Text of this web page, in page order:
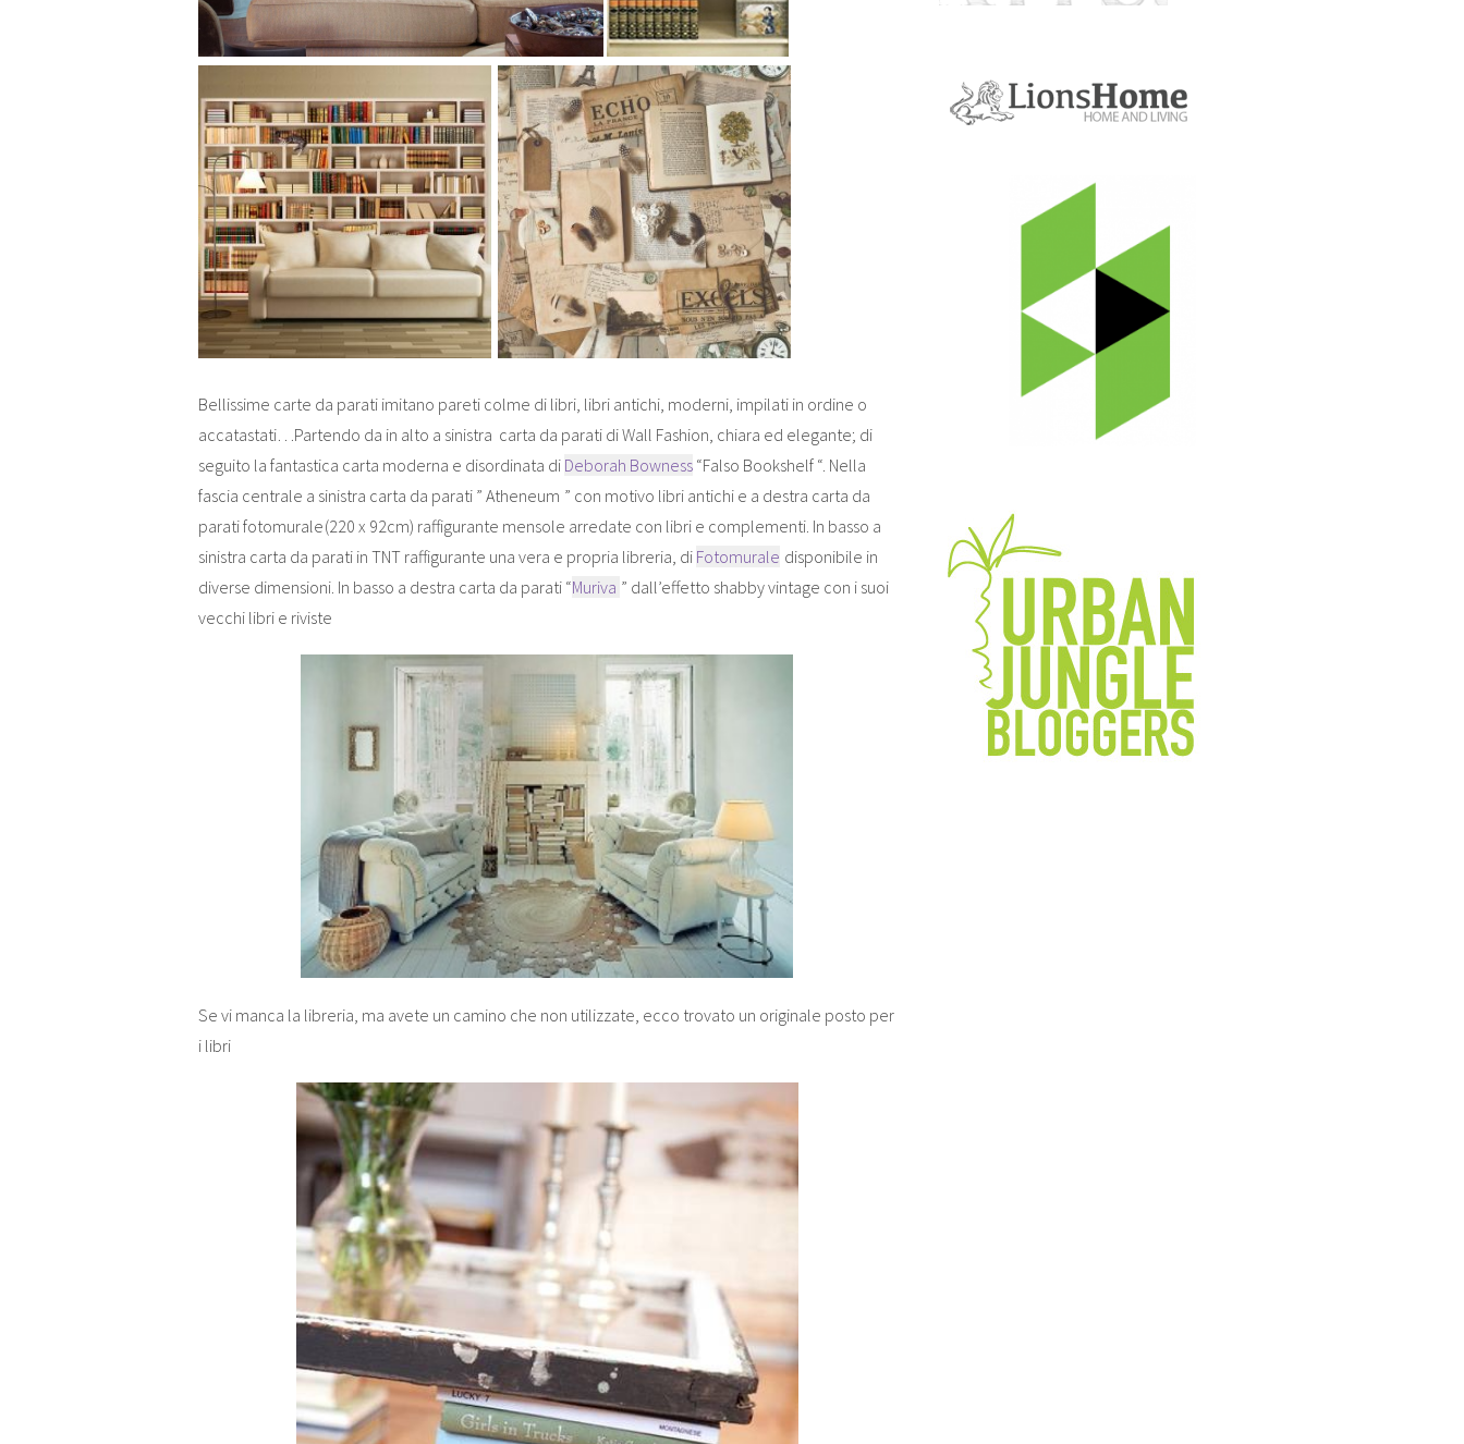
Bellissime carte da parati imitano pareti colme di libri, libri antichi, moderni, impilati in ordine o
accatastati…Partendo da in alto a sinistra carta da parati di Wall Fashion, chiara ed elegante; di
seguito la fantastica carta moderna e disordinata di Deborah Bowness “Falso Bookshelf “. Nella
fascia centrale a sinistra carta da parati ” Atheneum ” con motivo libri antichi e a destra carta da
parati fotomurale(220 x 92cm) raffigurante mensole arredate con libri e complementi. In basso a
sinistra carta da parati in TNT raffigurante una vera e propria libreria, di Fotomurale disponibile in
diverse dimensioni. In basso a destra carta da parati “Muriva ” dall’effetto shabby vintage con i suoi
vecchi libri e riviste
Se vi manca la libreria, ma avete un camino che non utilizzate, ecco trovato un originale posto per
i libri